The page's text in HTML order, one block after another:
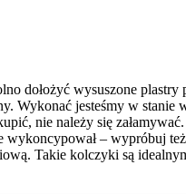
dołożyć wysuszone plastry
jesteśmy w stanie
nie należy się
wykoncypował – wypróbuj
Takie kolczyki są